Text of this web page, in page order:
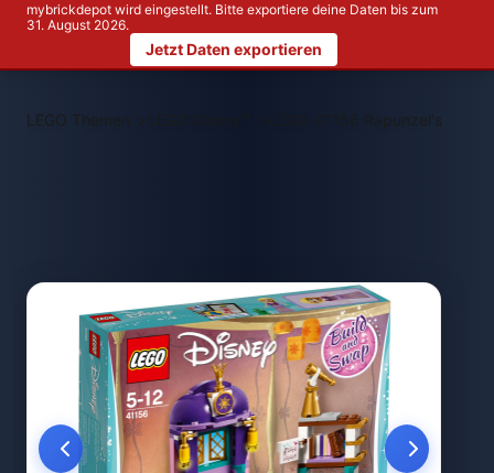
mybrickdepot wird eingestellt. Bitte exportiere deine Daten bis zum
31. August 2026.
Jetzt Daten exportieren
LEGO Themen > LEGO 41156 Rapunzel's